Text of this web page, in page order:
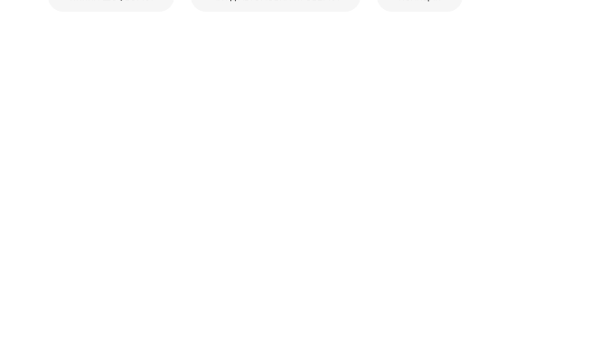
видеото с насилие между деца
Спипаха непълнолетна от Петрич с